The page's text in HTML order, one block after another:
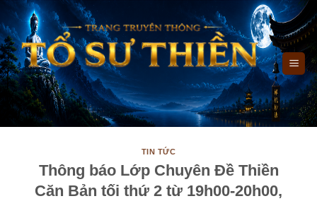
qua
nội
dung
TIN TỨC
Thông báo Lớp Chuyên Đề Thiền
Căn Bản tối thứ 2 từ 19h00-20h00,